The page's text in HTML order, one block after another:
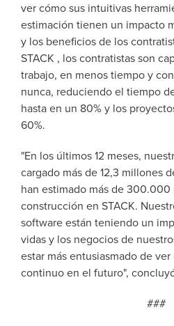
ver cómo sus intuitivas
estimación tienen un impacto
y los beneficios de los
STACK , los contratistas son
trabajo, en menos tiempo y
nunca, reduciendo el tiempo
hasta en un 80% y los
60%.
"En los últimos 12 meses,
cargado más de 12,3 millones
han estimado más de
construcción en STACK.
software están teniendo un
vidas y los negocios de
estar más entusiasmado de
continuo en el futuro",
###